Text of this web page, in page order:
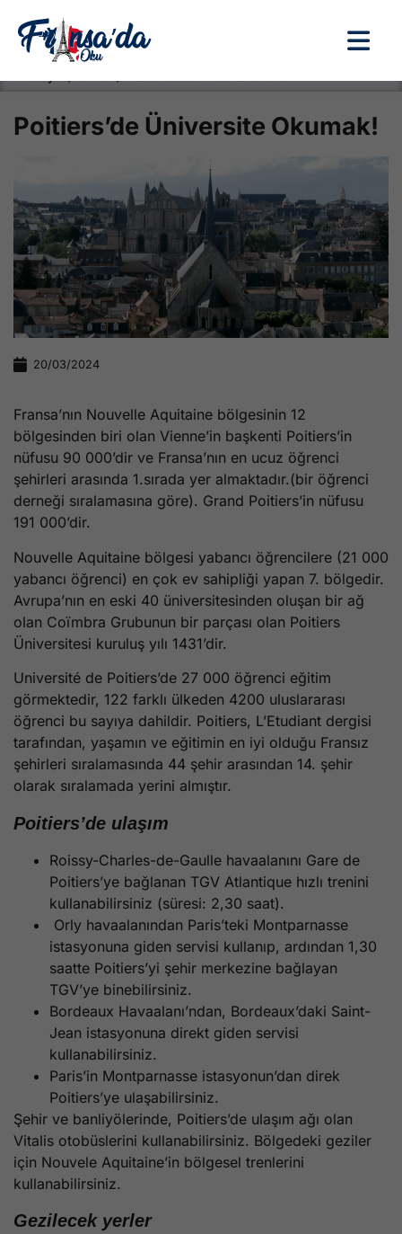
Poitiers’de Üniversite Okumak!
20/03/2024
Fransa’nın Nouvelle Aquitaine bölgesinin 12
bölgesinden biri olan Vienne’in başkenti Poitiers’in
nüfusu 90 000’dir ve Fransa’nın en ucuz öğrenci
şehirleri arasında 1.sırada yer almaktadır.(bir öğrenci
derneği sıralamasına göre). Grand Poitiers’in nüfusu
191 000’dir.
Nouvelle Aquitaine bölgesi yabancı öğrencilere (21 000
yabancı öğrenci) en çok ev sahipliği yapan 7. bölgedir.
Avrupa’nın en eski 40 üniversitesinden oluşan bir ağ
olan Coïmbra Grubunun bir parçası olan Poitiers
Üniversitesi kuruluş yılı 1431’dir.
Université de Poitiers’de 27 000 öğrenci eğitim
görmektedir, 122 farklı ülkeden 4200 uluslararası
öğrenci bu sayıya dahildir. Poitiers, L’Etudiant dergisi
tarafından, yaşamın ve eğitimin en iyi olduğu Fransız
şehirleri sıralamasında 44 şehir arasından 14. şehir
olarak sıralamada yerini almıştır.
Poitiers’de ulaşım
Roissy-Charles-de-Gaulle havaalanını Gare de
Poitiers’ye bağlanan TGV Atlantique hızlı trenini
kullanabilirsiniz (süresi: 2,30 saat).
Orly havaalanından Paris’teki Montparnasse
istasyonuna giden servisi kullanıp, ardından 1,30
saatte Poitiers’yi şehir merkezine bağlayan
TGV’ye binebilirsiniz.
Bordeaux Havaalanı’ndan, Bordeaux’daki Saint-
Jean istasyonuna direkt giden servisi
kullanabilirsiniz.
Paris’in Montparnasse istasyonun’dan direk
Poitiers’ye ulaşabilirsiniz.
Şehir ve banliyölerinde, Poitiers’de ulaşım ağı olan
Vitalis otobüslerini kullanabilirsiniz. Bölgedeki geziler
için Nouvele Aquitaine’in bölgesel trenlerini
kullanabilirsiniz.
Gezilecek yerler